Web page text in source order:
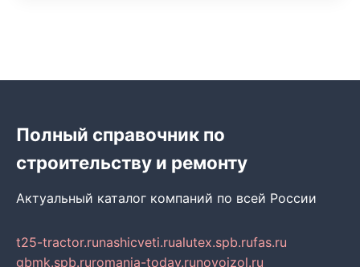
Полный справочник по
строительству и ремонту
Актуальный каталог компаний по всей России
t25-tractor.runashicveti.rualutex.spb.rufas.ru
gbmk.spb.ruromania-today.runovoizol.ru